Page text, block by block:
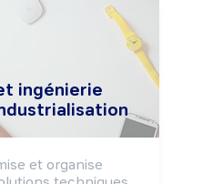
ingénierie
et organise